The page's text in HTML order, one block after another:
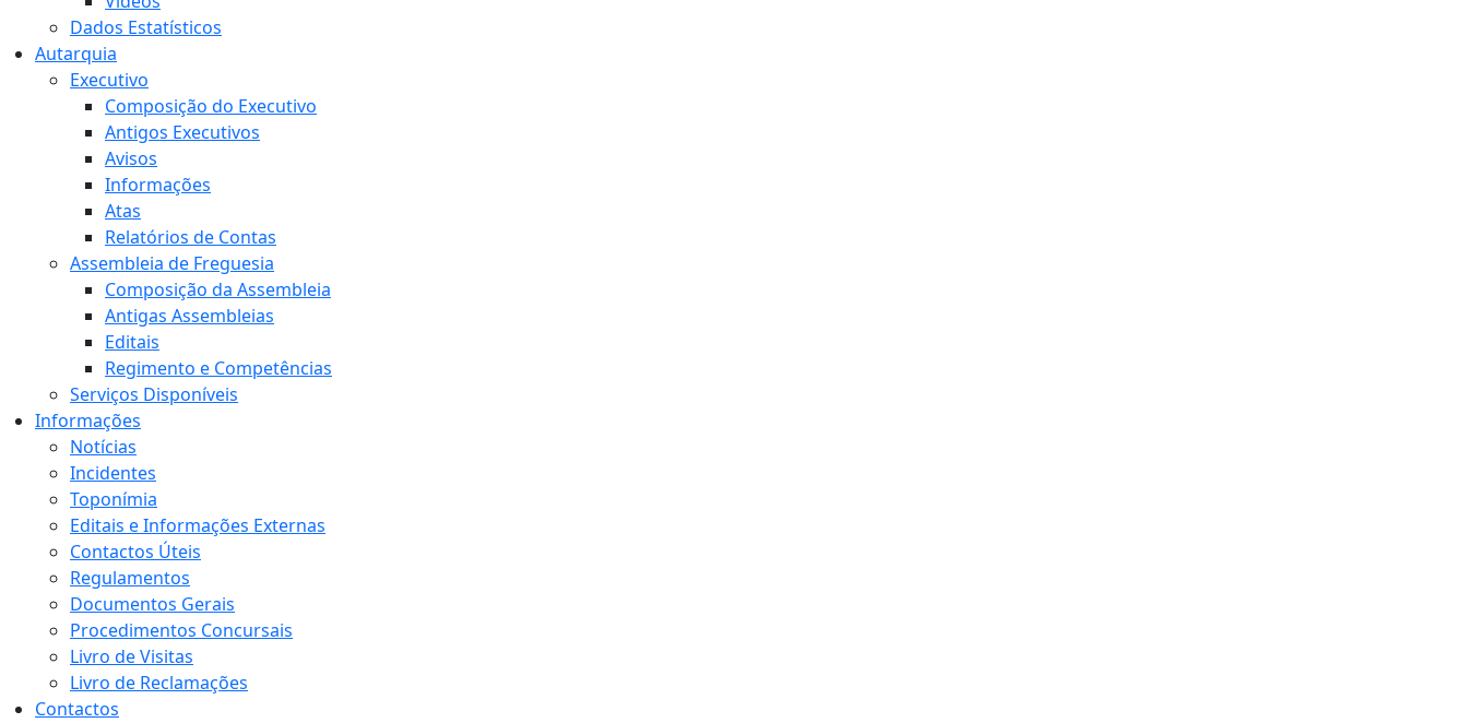
Dados Estatísticos
Autarquia
Executivo
Composição do Executivo
Antigos Executivos
Avisos
Informações
Atas
Relatórios de Contas
Assembleia de Freguesia
Composição da Assembleia
Antigas Assembleias
Editais
Regimento e Competências
Serviços Disponíveis
Informações
Notícias
Incidentes
Toponímia
Editais e Informações Externas
Contactos Úteis
Regulamentos
Documentos Gerais
Procedimentos Concursais
Livro de Visitas
Livro de Reclamações
Contactos